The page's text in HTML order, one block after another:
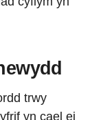
trwy
yn cael ei